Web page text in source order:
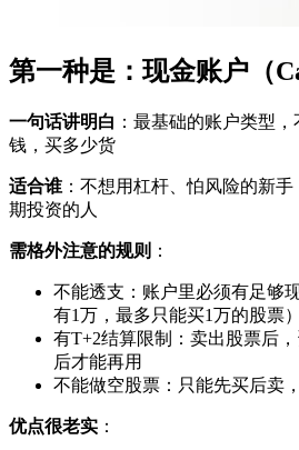
第一种是：现金账户（
一句话讲明白 ：最基础的账户类型
钱，买多少货
适合谁 ：不想用杠杆、怕风险的新
期投资的人
需格外注意的规则 ：
不能透支：账户里必须有足够
有1万，最多只能买1万的股票）
有T+2结算限制：卖出股票后
后才能再用
不能做空股票：只能先买后卖
优点很老实 ：